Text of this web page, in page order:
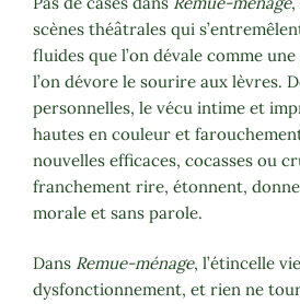
scènes théâtrales qui
fluides que l’on dévale comme
l’on dévore le sourire aux lèvres.
personnelles, le vécu intime et
hautes en couleur et
nouvelles efficaces, cocasses ou
franchement rire, étonnent,
morale et sans parole.
Dans Remue-ménage, l’étincelle
dysfonctionnement, et rien ne